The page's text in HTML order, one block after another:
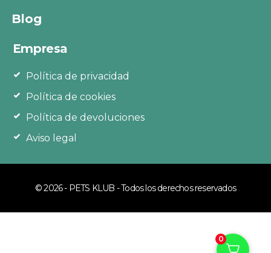
Blog
Empresa
Política de privacidad
Política de cookies
Política de devoluciones
Aviso legal
© 2026 - PETS KLUB - Todos los derechos reservados
0